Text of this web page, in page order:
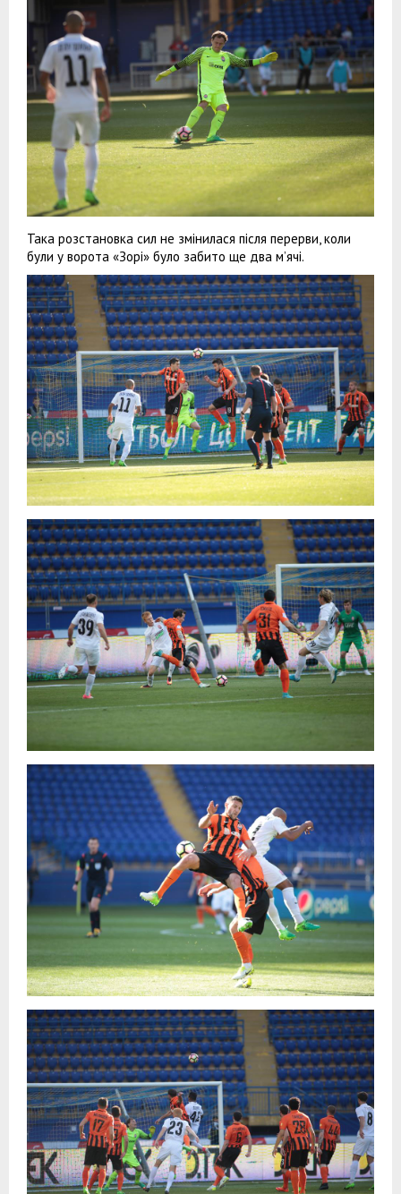
Така розстановка сил не змінилася після перерви, коли
були у ворота «Зорі» було забито ще два м’ячі.